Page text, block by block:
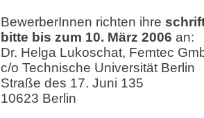
BewerberInnen richten ihre
bitte bis zum 10. März 2006 an:
Dr. Helga Lukoschat, Femtec
c/o Technische Universität Berlin
Straße des 17. Juni 135
10623 Berlin